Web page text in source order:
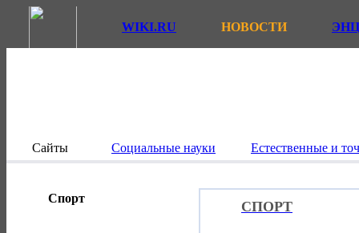
WIKI.RU НОВОСТИ
Сайты Социальные науки Естественные и
Спорт
СПОРТ